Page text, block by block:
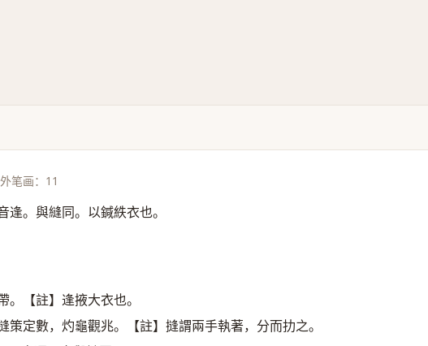
笔画：11
逢。與縫同。以鍼紩衣也。
。【註】逢掖大衣也。
策定數，灼龜觀兆。【註】摓謂兩手執著，分而扐之。